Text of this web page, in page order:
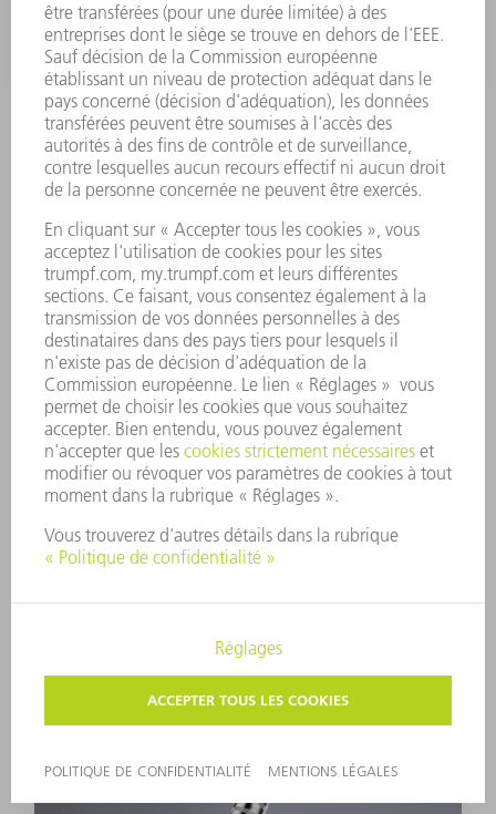
ACCÉDER AU PRODUIT
TRUMPF vous propose tous les composants dont vous avez
besoin pour guider le faisceau laser jusqu'à la pièce à
travailler. Diverses optiques de focalisation, dont la précision
et la fiabilité ont été éprouvées par des années d'usage
industriel, sont également disponibles. Les optiques sont
facilement intégrables, dans des postes d'usinage
intégrateurs comme dans des lignes de fabrication
complètes. La structure modulaire permet d'adapter
systématiquement les optiques aux types de lasers ainsi
qu'aux différentes situations d'usinage.
Optiques de focalisation
Que ce soit pour souder, couper, enlever de la matière,
chauffer ou percer : avec les optiques de focalisation robustes